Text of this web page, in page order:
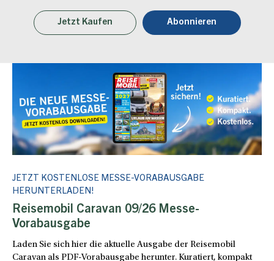
Jetzt Kaufen Abonnieren
JETZT KOSTENLOSE MESSE-VORABAUSGABE
HERUNTERLADEN!
Reisemobil Caravan 09/26 Messe-
Vorabausgabe
Laden Sie sich hier die aktuelle Ausgabe der Reisemobil
Caravan als PDF-Vorabausgabe herunter. Kuratiert, kompakt